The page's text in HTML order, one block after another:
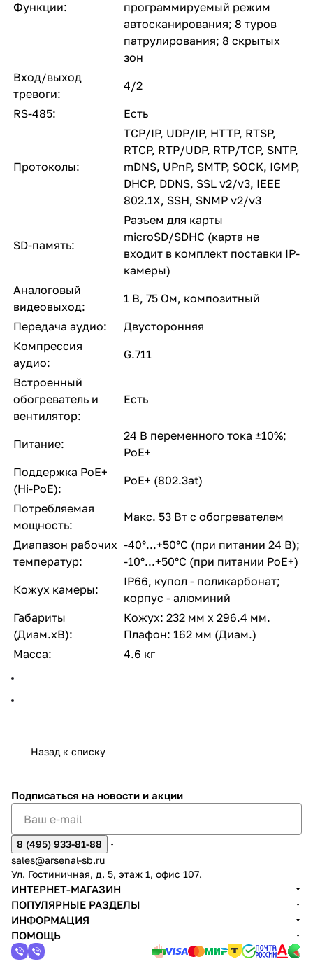
Функции:
программируемый режим
автосканирования; 8 туров
патрулирования; 8 скрытых
зон
Вход/выход
тревоги:
4/2
RS-485:
Есть
Протоколы:
TCP/IP, UDP/IP, HTTP, RTSP,
RTCP, RTP/UDP, RTP/TCP, SNTP,
mDNS, UPnP, SMTP, SOCK, IGMP,
DHCP, DDNS, SSL v2/v3, IEEE
802.1X, SSH, SNMP v2/v3
SD-память:
Разъем для карты
microSD/SDHC (карта не
входит в комплект поставки IP-
камеры)
Аналоговый
видеовыход:
1 В, 75 Ом, композитный
Передача аудио:
Двусторонняя
Компрессия
аудио:
G.711
Встроенный
обогреватель и
вентилятор:
Есть
Питание:
24 В переменного тока ±10%;
PoE+
Поддержка PoE+
(Hi-PoE):
PoE+ (802.3at)
Потребляемая
мощность:
Макс. 53 Вт с обогревателем
Диапазон рабочих
температур:
-40°...+50°С (при питании 24 В);
-10°...+50°С (при питании PoE+)
Кожух камеры:
IP66, купол - поликарбонат;
корпус - алюминий
Габариты
(Диам.хВ):
Кожух: 232 мм x 296.4 мм.
Плафон: 162 мм (Диам.)
Масса:
4.6 кг
Назад к списку
Подписаться на новости и акции
8 (495) 933-81-88
sales@arsenal-sb.ru
Ул. Гостиничная, д. 5, этаж 1, офис 107.
ИНТЕРНЕТ-МАГАЗИН
ПОПУЛЯРНЫЕ РАЗДЕЛЫ
ИНФОРМАЦИЯ
ПОМОЩЬ